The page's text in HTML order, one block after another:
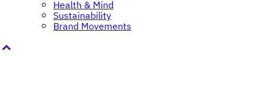
Health & Mind
Sustainability
Brand Movements